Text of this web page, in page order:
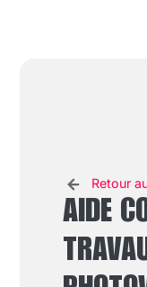
Retour
AIDE